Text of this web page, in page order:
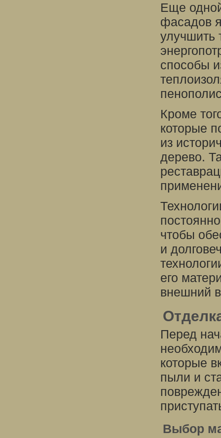
Еще
фасадов
улучшить
способы
Кроме
которые
из
дерево.
чтобы
и
его
внешний
Перед
которые
пыли и
Выбор